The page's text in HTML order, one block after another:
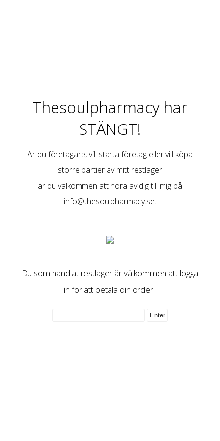
Thesoulpharmacy har
STÄNGT!
Är du företagare, vill starta företag eller vill köpa
större partier av mitt restlager
är du välkommen att höra av dig till mig på
info@thesoulpharmacy.se.
Du som handlat restlager är välkommen att logga
in för att betala din order!